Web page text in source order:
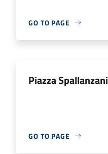
GO TO PAGE
Piazza Spallanzani
GO TO PAGE